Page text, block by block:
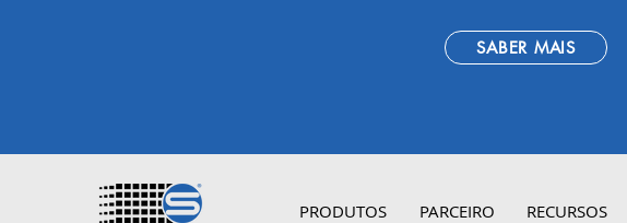
SABER MAIS
PRODUTOS PARCEIRO RECURSOS